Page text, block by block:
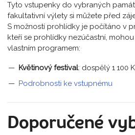
Tyto vstupenky do vybraných
fakultativní výlety si můžete před
S možností prohlídky je počítáno v
kteří se prohlídky nezúčastní,
vlastním programem:
Květinový festival: dospělý 1 100
Podrobnosti ke vstupnému
Doporučené